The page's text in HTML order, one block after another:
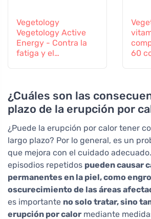
Vegetology
Vegetology Active
Energy - Contra la
fatiga y el
60
¿Cuáles son las
plazo de la erupción por
¿Puede la erupción por calor tener
largo plazo? Por lo general, es un
que mejora con el cuidado
episodios repetidos pueden causar
permanentes en la piel, como
oscurecimiento de las áreas
es importante no solo tratar, sino
erupción por calor mediante